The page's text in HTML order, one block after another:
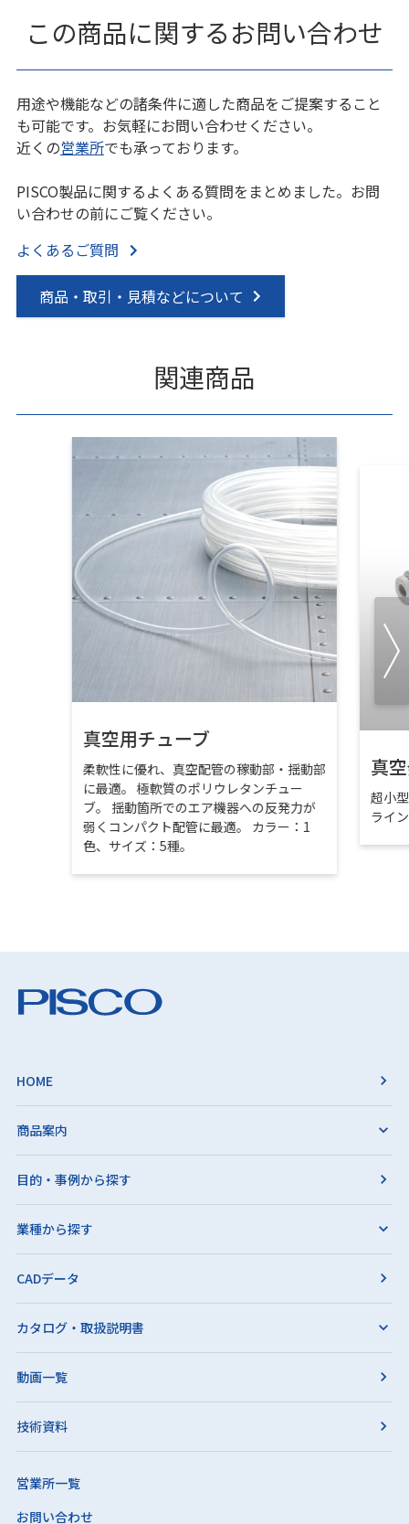
この商品に関するお問い合わせ
用途や機能などの諸条件に適した商品をご提案すること
も可能です。お気軽にお問い合わせください。
近くの営業所でも承っております。
PISCO製品に関するよくある質問をまとめました。お問
い合わせの前にご覧ください。
よくあるご質問
商品・取引・見積などについて
関連商品
真空用チューブ
柔軟性に優れ、真空配管の稼動部・揺動部
に最適。 極軟質のポリウレタンチュー
ブ。 揺動箇所でのエア機器への反発力が
弱くコンパクト配管に最適。 カラー：1
色、サイズ：5種。
真
超小
ライ
HOME
商品案内
目的・事例から探す
業種から探す
CADデータ
カタログ・取扱説明書
動画一覧
技術資料
営業所一覧
お問い合わせ